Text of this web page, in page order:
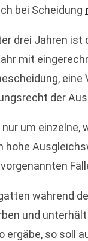
bei Scheidung
drei Jahren
mit
der
um
hohe
während
und
ergäbe, so soll